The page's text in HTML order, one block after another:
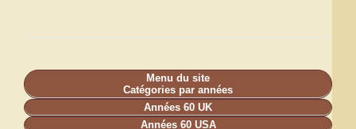
Menu du site
Catégories par années
Années 60 UK
Années 60 USA